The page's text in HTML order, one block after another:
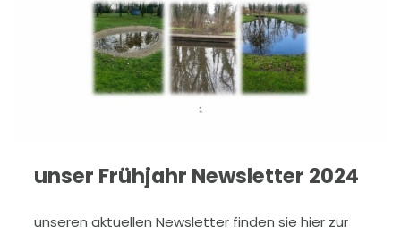
unser Frühjahr Newsletter 2024
unseren aktuellen Newsletter finden sie hier zur